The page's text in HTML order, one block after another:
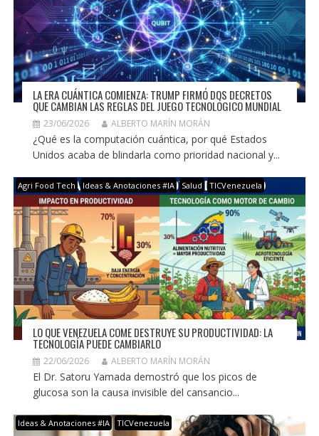
LA ERA CUÁNTICA COMIENZA: TRUMP FIRMÓ DOS DECRETOS
QUE CAMBIAN LAS REGLAS DEL JUEGO TECNOLÓGICO MUNDIAL
23/06/2026 ALBERTO MARÍN MORÁN
¿Qué es la computación cuántica, por qué Estados
Unidos acaba de blindarla como prioridad nacional y...
Agri Food Tech Ideas & Anotaciones #IA Salud TICVenezuela
LO QUE VENEZUELA COME DESTRUYE SU PRODUCTIVIDAD: LA
TECNOLOGÍA PUEDE CAMBIARLO
22/06/2026 ALBERTO MARÍN MORÁN
El Dr. Satoru Yamada demostró que los picos de
glucosa son la causa invisible del cansancio...
Ideas & Anotaciones #IA TICVenezuela